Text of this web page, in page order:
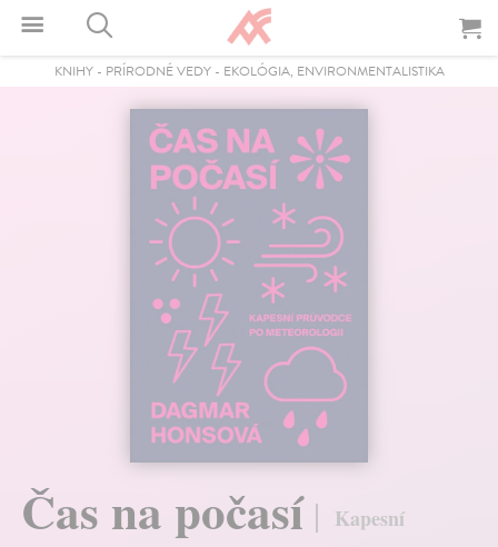
KNIHY- PRÍRODNÉ VEDY- EKOLÓGIA, ENVIRONMENTALISTIKA
Čas na počasí
Kapesní